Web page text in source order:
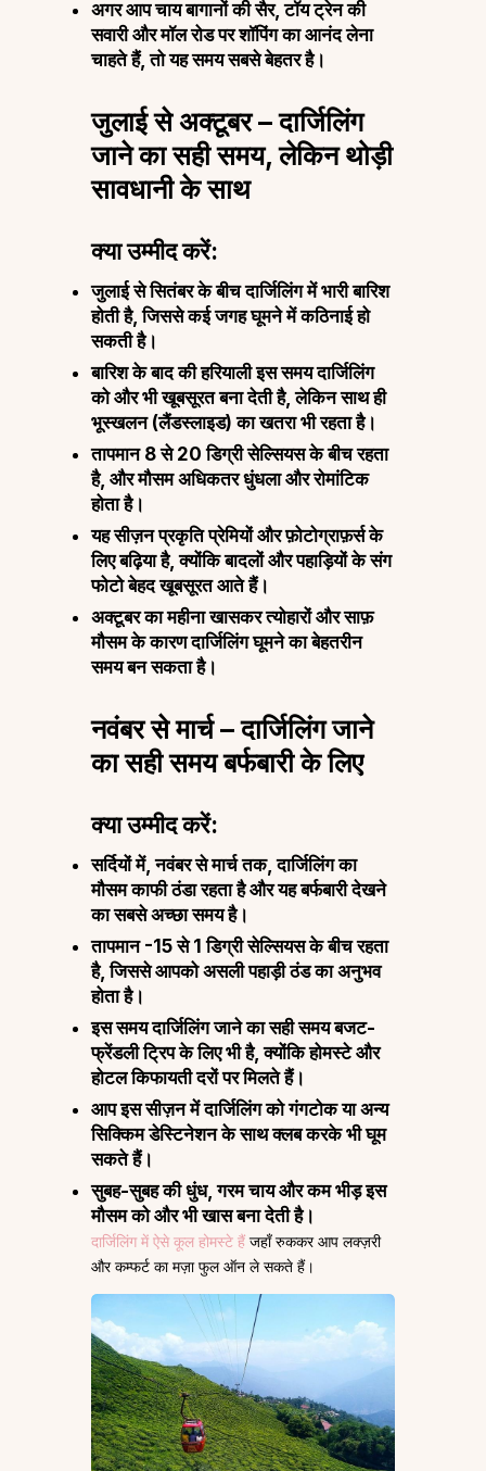
अगर आप चाय बागानों की सैर, टॉय ट्रेन की
सवारी और मॉल रोड पर शॉपिंग का आनंद लेना
चाहते हैं, तो यह समय सबसे बेहतर है।
जुलाई से अक्टूबर – दार्जिलिंग
जाने का सही समय, लेकिन थोड़ी
सावधानी के साथ
क्या उम्मीद करें:
जुलाई से सितंबर के बीच दार्जिलिंग में भारी बारिश
होती है, जिससे कई जगह घूमने में कठिनाई हो
सकती है।
बारिश के बाद की हरियाली इस समय दार्जिलिंग
को और भी खूबसूरत बना देती है, लेकिन साथ ही
भूस्खलन (लैंडस्लाइड) का खतरा भी रहता है।
तापमान 8 से 20 डिग्री सेल्सियस के बीच रहता
है, और मौसम अधिकतर धुंधला और रोमांटिक
होता है।
यह सीज़न प्रकृति प्रेमियों और फ़ोटोग्राफ़र्स के
लिए बढ़िया है, क्योंकि बादलों और पहाड़ियों के संग
फोटो बेहद खूबसूरत आते हैं।
अक्टूबर का महीना खासकर त्योहारों और साफ़
मौसम के कारण दार्जिलिंग घूमने का बेहतरीन
समय बन सकता है।
नवंबर से मार्च – दार्जिलिंग जाने
का सही समय बर्फबारी के लिए
क्या उम्मीद करें:
सर्दियों में, नवंबर से मार्च तक, दार्जिलिंग का
मौसम काफी ठंडा रहता है और यह बर्फबारी देखने
का सबसे अच्छा समय है।
तापमान -15 से 1 डिग्री सेल्सियस के बीच रहता
है, जिससे आपको असली पहाड़ी ठंड का अनुभव
होता है।
इस समय दार्जिलिंग जाने का सही समय बजट-
फ्रेंडली ट्रिप के लिए भी है, क्योंकि होमस्टे और
होटल किफायती दरों पर मिलते हैं।
आप इस सीज़न में दार्जिलिंग को गंगटोक या अन्य
सिक्किम डेस्टिनेशन के साथ क्लब करके भी घूम
सकते हैं।
सुबह-सुबह की धुंध, गरम चाय और कम भीड़ इस
मौसम को और भी खास बना देती है।
दार्जिलिंग में ऐसे कूल होमस्टे हैं जहाँ रुककर आप लक्ज़री
और कम्फर्ट का मज़ा फुल ऑन ले सकते हैं।